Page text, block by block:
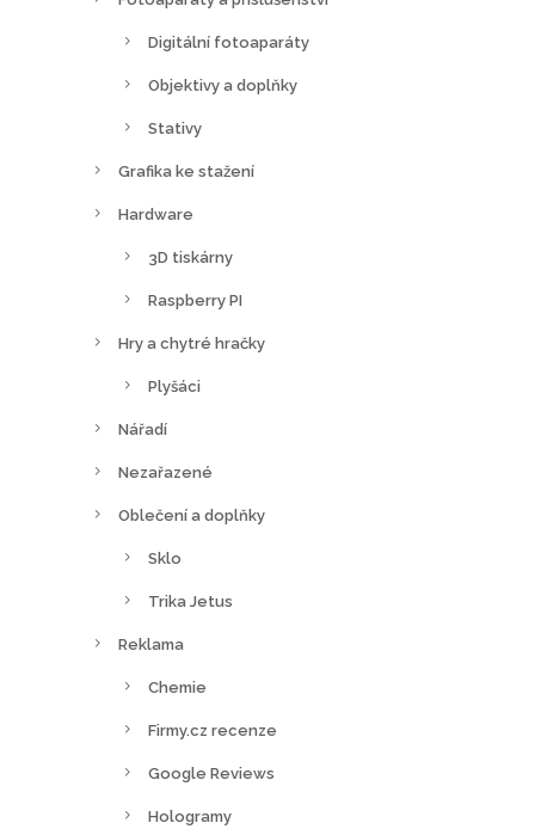
Digitální fotoaparáty
Objektivy a doplňky
Stativy
Grafika ke stažení
Hardware
3D tiskárny
Raspberry PI
Hry a chytré hračky
Plyšáci
Nářadí
Nezařazené
Oblečení a doplňky
Sklo
Trika Jetus
Reklama
Chemie
Firmy.cz recenze
Google Reviews
Hologramy